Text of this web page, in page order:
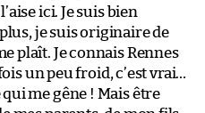
ici. Je suis bien
je suis originaire de
plaît. Je connais Rennes
un peu froid, c’est vrai…
qui me gêne ! Mais être